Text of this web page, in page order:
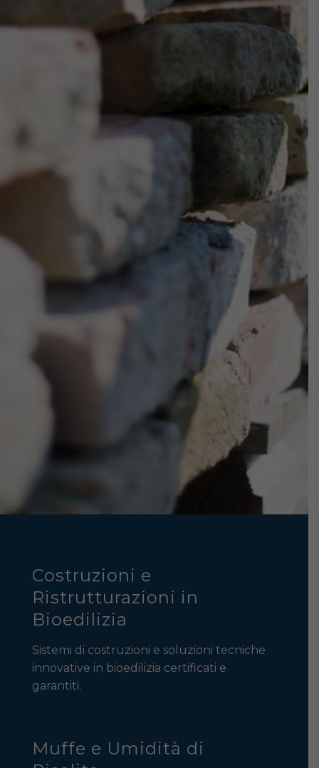
Costruzioni e
Ristrutturazioni in
Bioedilizia
Sistemi di costruzioni e soluzioni tecniche
innovative in bioedilizia certificati e
garantiti.
Muffe e Umidità di